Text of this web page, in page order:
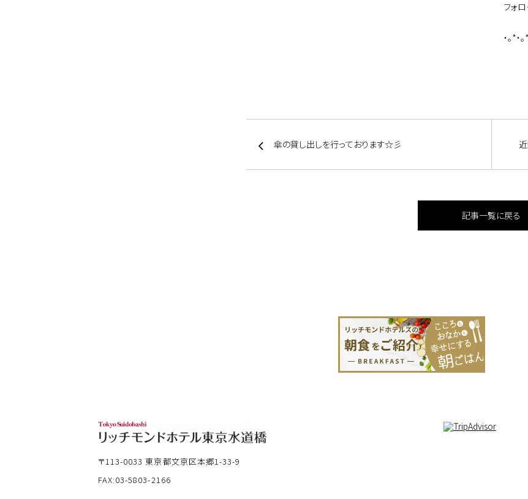
フォ
・。*・
傘の貸し出しを行っております☆彡
記事一覧に戻る
〒113-0033東京都文京区本郷1-33-9
FAX:03-5803-2166